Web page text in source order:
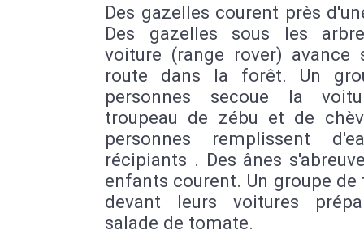
Des gazelles courent près
Des gazelles sous les
voiture (range rover) avance
route dans la forêt. Un
personnes secoue la
troupeau de zébu et de
personnes remplissent
récipiants . Des ânes
enfants courent. Un groupe de
devant leurs voitures
salade de tomate.